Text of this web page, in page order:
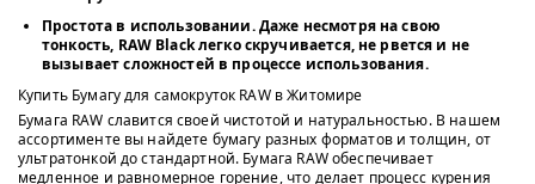
Простота в использовании. Даже несмотря на свою
тонкость, RAW Black легко скручивается, не рвется и не
вызывает сложностей в процессе использования.
Купить Бумагу для самокруток RAW в Житомире
Бумага RAW славится своей чистотой и натуральностью. В нашем
ассортименте вы найдете бумагу разных форматов и толщин, от
ультратонкой до стандартной. Бумага RAW обеспечивает
медленное и равномерное горение, что делает процесс курения